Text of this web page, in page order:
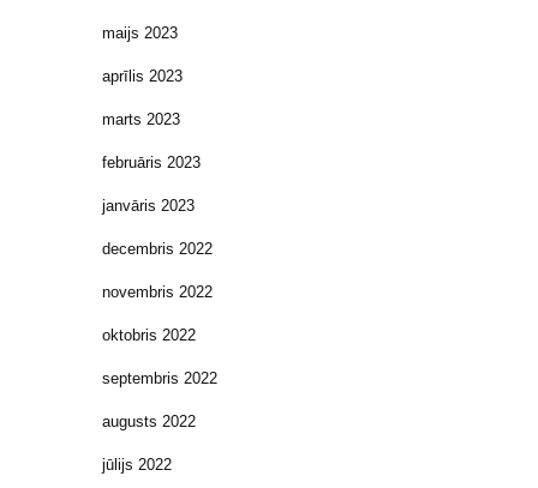
maijs 2023
aprīlis 2023
marts 2023
februāris 2023
janvāris 2023
decembris 2022
novembris 2022
oktobris 2022
septembris 2022
augusts 2022
jūlijs 2022